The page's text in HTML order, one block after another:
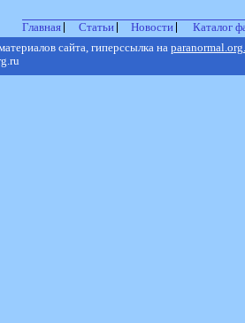
Главная Статьи Новости
Каталог
сайта, гиперссылка на